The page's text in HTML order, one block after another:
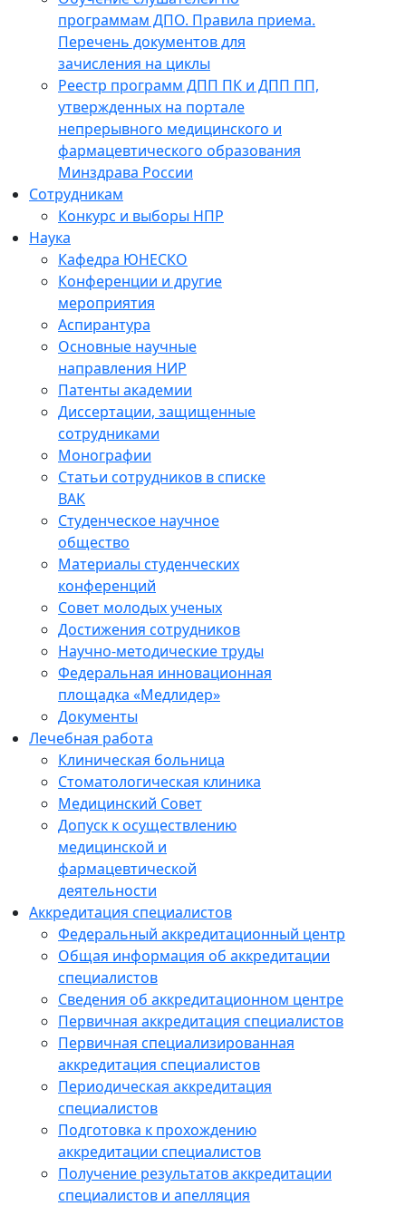
программам ДПО. Правила приема.
Перечень документов для
зачисления на циклы
Реестр программ ДПП ПК и ДПП ПП,
утвержденных на портале
непрерывного медицинского и
фармацевтического образования
Минздрава России
Сотрудникам
Конкурс и выборы НПР
Наука
Кафедра ЮНЕСКО
Конференции и другие
мероприятия
Аспирантура
Основные научные
направления НИР
Патенты академии
Диссертации, защищенные
сотрудниками
Монографии
Статьи сотрудников в списке
ВАК
Студенческое научное
общество
Материалы студенческих
конференций
Совет молодых ученых
Достижения сотрудников
Научно-методические труды
Федеральная инновационная
площадка «Медлидер»
Документы
Лечебная работа
Клиническая больница
Стоматологическая клиника
Медицинский Совет
Допуск к осуществлению
медицинской и
фармацевтической
деятельности
Аккредитация специалистов
Федеральный аккредитационный центр
Общая информация об аккредитации
специалистов
Сведения об аккредитационном центре
Первичная аккредитация специалистов
Первичная специализированная
аккредитация специалистов
Периодическая аккредитация
специалистов
Подготовка к прохождению
аккредитации специалистов
Получение результатов аккредитации
специалистов и апелляция